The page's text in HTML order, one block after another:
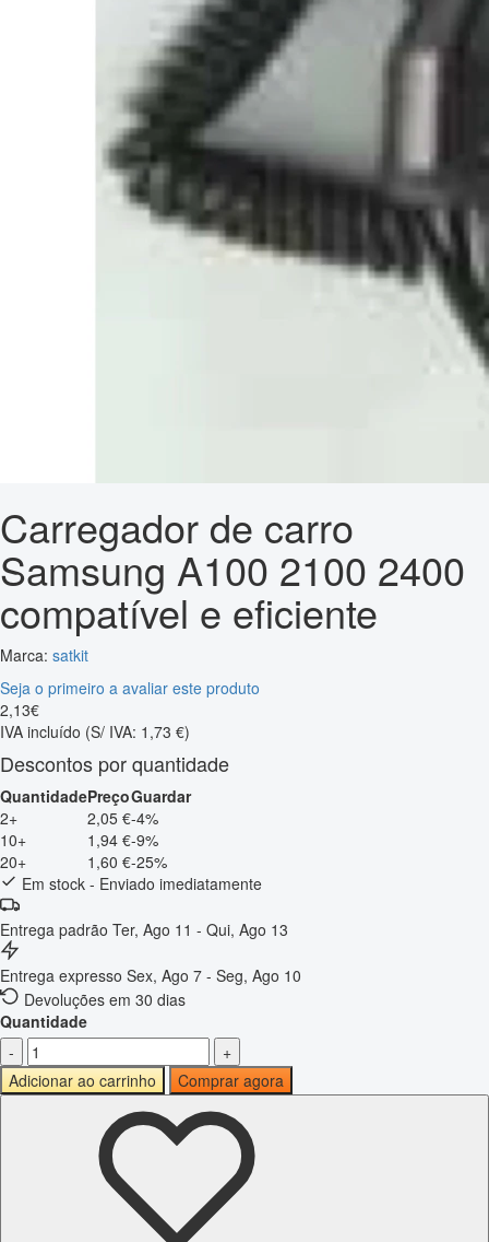
Carregador de carro
Samsung A100 2100 2400
compatível e eficiente
Marca: satkit
Seja o primeiro a avaliar este produto
2,13€
IVA incluído (S/ IVA: 1,73 €)
Descontos por quantidade
QuantidadePreçoGuardar
2+
2,05 €-4%
10+
1,94 €-9%
20+
1,60 €-25%
Em stock - Enviado imediatamente
Entrega padrão Ter, Ago 11 - Qui, Ago 13
Entrega expresso Sex, Ago 7 - Seg, Ago 10
Devoluções em 30 dias
Quantidade
-
+
Adicionar ao carrinho
Comprar agora